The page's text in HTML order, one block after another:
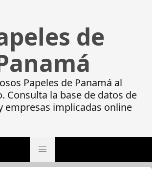
de
Papeles de Panamá al
Consulta la base de datos de
empresas implicadas online